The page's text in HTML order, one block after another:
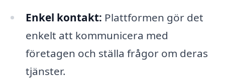
Enkel kontakt: Plattformen gör det
enkelt att kommunicera med
företagen och ställa frågor om deras
tjänster.